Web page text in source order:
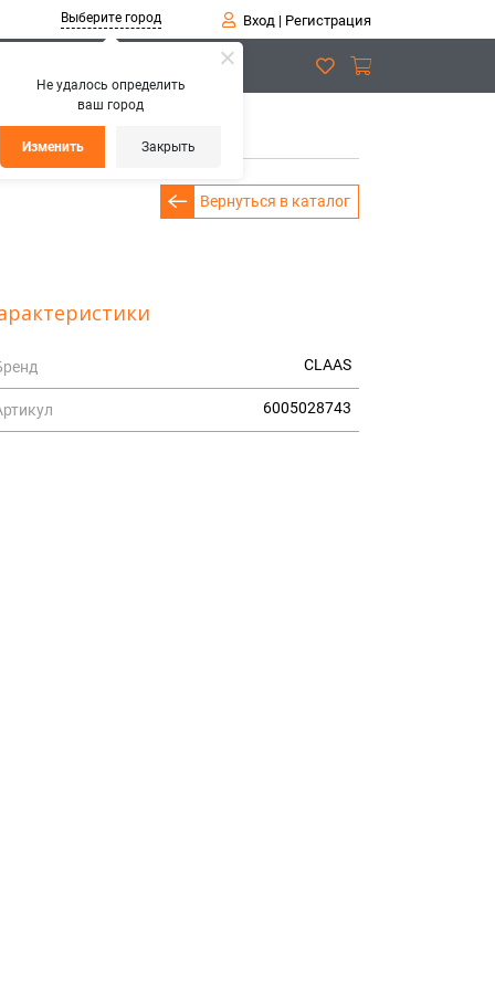
Не удалось определить
ваш город
Изменить Закрыть
Выберите город Вход| Регистрация
Вернуться в каталог
CLAAS
6005028743